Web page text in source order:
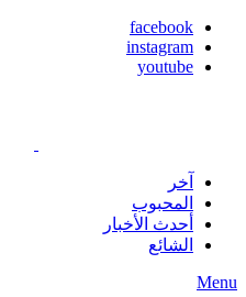
facebook
instagram
youtube
آخر
المحبوب
أحدث الأخبار
الشائع
Menu